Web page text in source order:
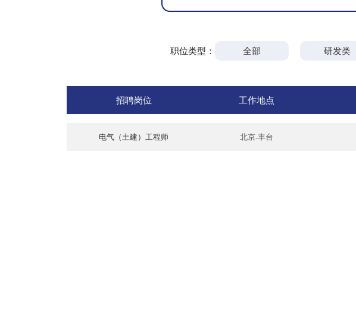
职位类型： 全部 研发类
招聘岗位 工作地点
电气（土建）工程师 北京-丰台